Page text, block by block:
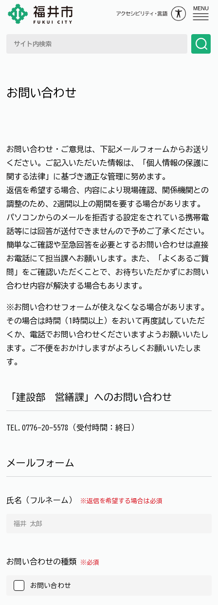
MENU
お問い合わせ
お問い合わせ・ご意見は、下記メールフォームからお送り
ください。ご記入いただいた情報は、「個人情報の保護に
関する法律」に基づき適正な管理に努めます。
返信を希望する場合、内容により現場確認、関係機関との
調整のため、2週間以上の期間を要する場合があります。
パソコンからのメールを拒否する設定をされている携帯電
話等には回答が送付できませんので予めご了承ください。
簡単なご確認や至急回答を必要とするお問い合わせは直接
お電話にて担当課へお願いします。また、「よくあるご質
問」をご確認いただくことで、お待ちいただかずにお問い
合わせ内容が解決する場合もあります。
※お問い合わせフォームが使えなくなる場合があります。
その場合は時間（1時間以上）をおいて再度試していただ
くか、電話でお問い合わせくださいますようお願いいたし
ます。ご不便をおかけしますがよろしくお願いいたしま
す。
「建設部 営繕課」へのお問い合わせ
TEL.0776-20-5578（受付時間：終日）
メールフォーム
氏名（フルネーム） ※返信を希望する場合は必須
お問い合わせの種類 ※必須
お問い合わせ